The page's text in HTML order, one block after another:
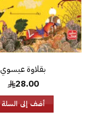
بقلاوة عيسوي
28.00
أضف إلى السلة